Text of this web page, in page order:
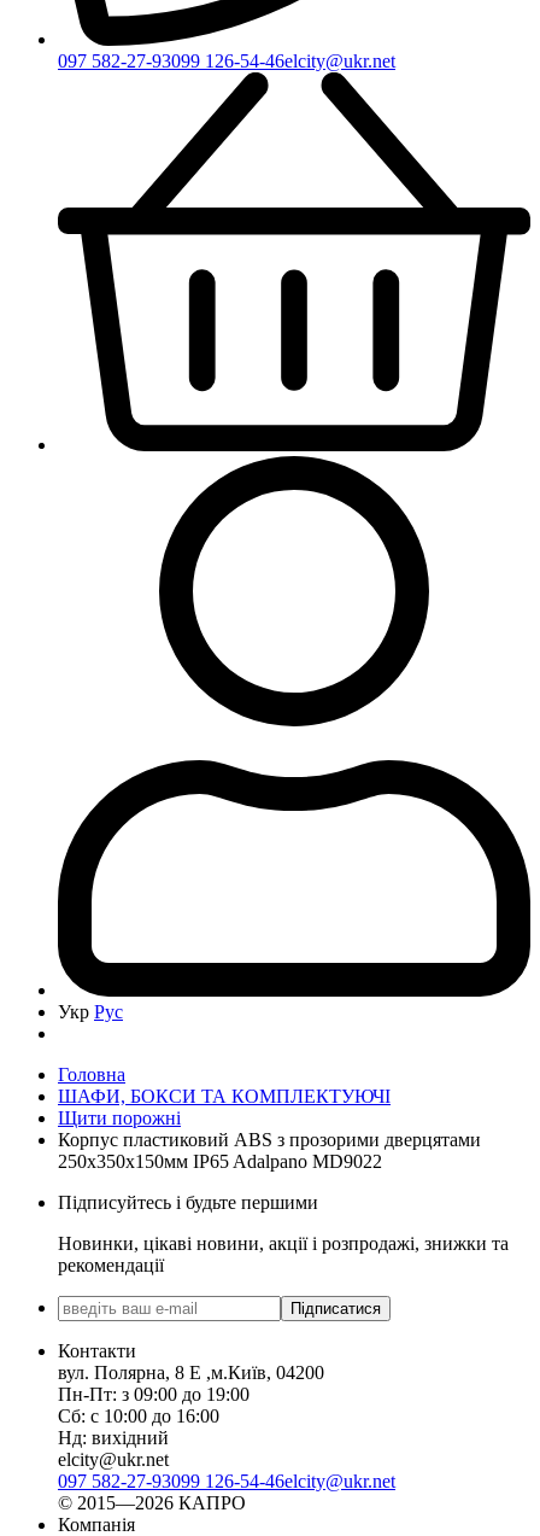
097 582-27-93099 126-54-46elcity@ukr.net
Укр Рус
Головна
ШАФИ, БОКСИ ТА КОМПЛЕКТУЮЧІ
Щити порожні
Корпус пластиковий ABS з прозорими дверцятами
250х350х150мм IP65 Adalpano MD9022
Підписуйтесь і будьте першими
Новинки, цікаві новини, акції і розпродажі, знижки та
рекомендації
Підписатися
Контакти
вул. Полярна, 8 Е ,м.Київ, 04200
Пн-Пт: з 09:00 до 19:00
Сб: с 10:00 до 16:00
Нд: вихідний
elcity@ukr.net
097 582-27-93099 126-54-46elcity@ukr.net
© 2015—2026 КАПРО
Компанія